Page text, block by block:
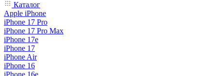
Каталог
Apple iPhone
iPhone 17 Pro
iPhone 17 Pro Max
iPhone 17e
iPhone 17
iPhone Air
iPhone 16
iPhone 16e